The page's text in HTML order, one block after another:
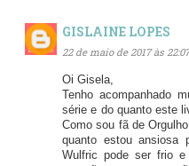
GISLAINE LOPES
22 de maio de 2017 às 22:07
Oi Gisela,
Tenho acompanhado
série e do quanto este
Como sou fã de
quanto estou
Wulfric pode ser frio